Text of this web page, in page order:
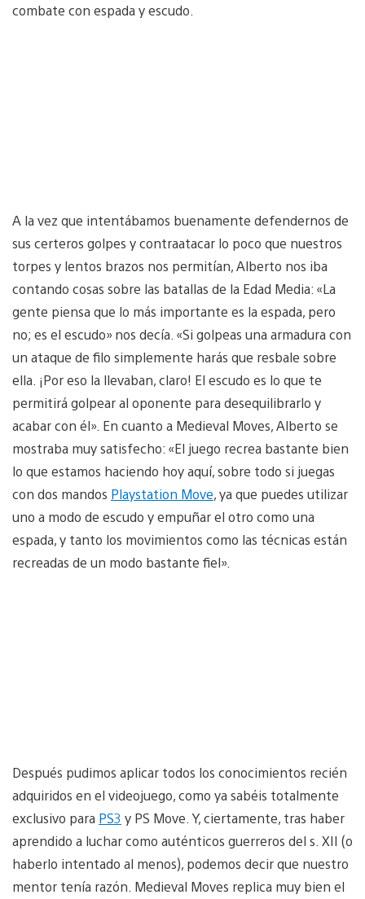
combate con espada y escudo.
A la vez que intentábamos buenamente defendernos de
sus certeros golpes y contraatacar lo poco que nuestros
torpes y lentos brazos nos permitían, Alberto nos iba
contando cosas sobre las batallas de la Edad Media: «La
gente piensa que lo más importante es la espada, pero
no; es el escudo» nos decía. «Si golpeas una armadura con
un ataque de filo simplemente harás que resbale sobre
ella. ¡Por eso la llevaban, claro! El escudo es lo que te
permitirá golpear al oponente para desequilibrarlo y
acabar con él». En cuanto a Medieval Moves, Alberto se
mostraba muy satisfecho: «El juego recrea bastante bien
lo que estamos haciendo hoy aquí, sobre todo si juegas
con dos mandos Playstation Move, ya que puedes utilizar
uno a modo de escudo y empuñar el otro como una
espada, y tanto los movimientos como las técnicas están
recreadas de un modo bastante fiel».
Después pudimos aplicar todos los conocimientos recién
adquiridos en el videojuego, como ya sabéis totalmente
exclusivo para PS3 y PS Move. Y, ciertamente, tras haber
aprendido a luchar como auténticos guerreros del s. XII (o
haberlo intentado al menos), podemos decir que nuestro
mentor tenía razón. Medieval Moves replica muy bien el